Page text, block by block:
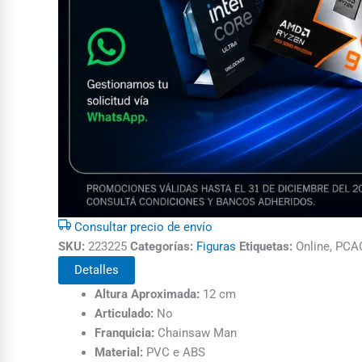
Consultar precio de envío
SKU: 223225 Categorías: Figuras Etiquetas: Online,
Detalles
Altura Aproximada: 12 cm
Articulado: No
Franquicia: Chainsaw Man
Material: PVC e ABS